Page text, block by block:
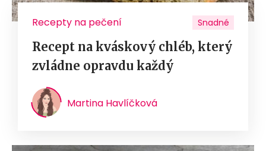
Recepty na pečení Snadné
Recept na kváskový chléb, který
zvládne opravdu každý
Martina Havlíčková